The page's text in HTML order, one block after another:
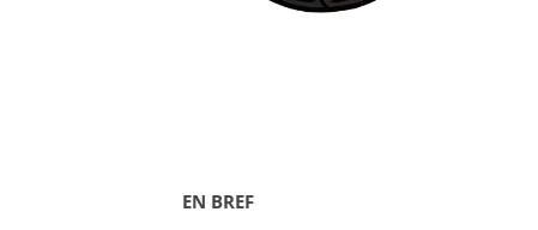
EN BREF